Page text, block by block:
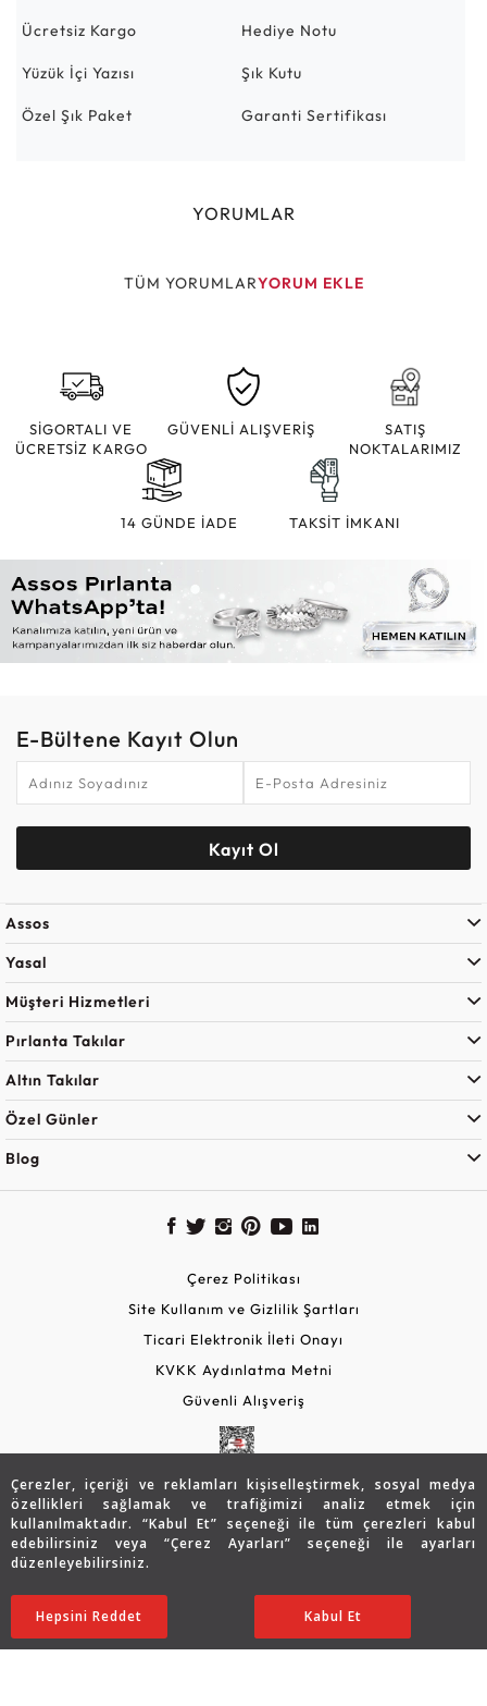
Çerezler, içeriği ve reklamları kişiselleştirmek, sosyal medya
özellikleri sağlamak ve trafiğimizi analiz etmek için
kullanılmaktadır. “Kabul Et” seçeneği ile tüm çerezleri kabul
edebilirsiniz veya “Çerez Ayarları” seçeneği ile ayarları
düzenleyebilirsiniz.
Ayarları Düzenle
Hepsini Reddet Kabul Et
56.264 TL
44.998TL SATIN ALIN
Ücretsiz Kargo Hediye Notu
Yüzük İçi Yazısı Şık Kutu
Özel Şık Paket Garanti Sertifikası
YORUMLAR
TÜM YORUMLARYORUM EKLE
SİGORTALI VE
ÜCRETSİZ KARGO
GÜVENLİ ALIŞVERİŞ
SATIŞ
NOKTALARIMIZ
14 GÜNDE İADE TAKSİT İMKANI
E-Bültene Kayıt Olun
Kayıt Ol
Assos
Yasal
Müşteri Hizmetleri
Pırlanta Takılar
Altın Takılar
Özel Günler
Blog
Çerez Politikası
Site Kullanım ve Gizlilik Şartları
Ticari Elektronik İleti Onayı
KVKK Aydınlatma Metni
Güvenli Alışveriş
Copyright © 2026 Assos Pırlanta - Bu sitenin tüm hakları